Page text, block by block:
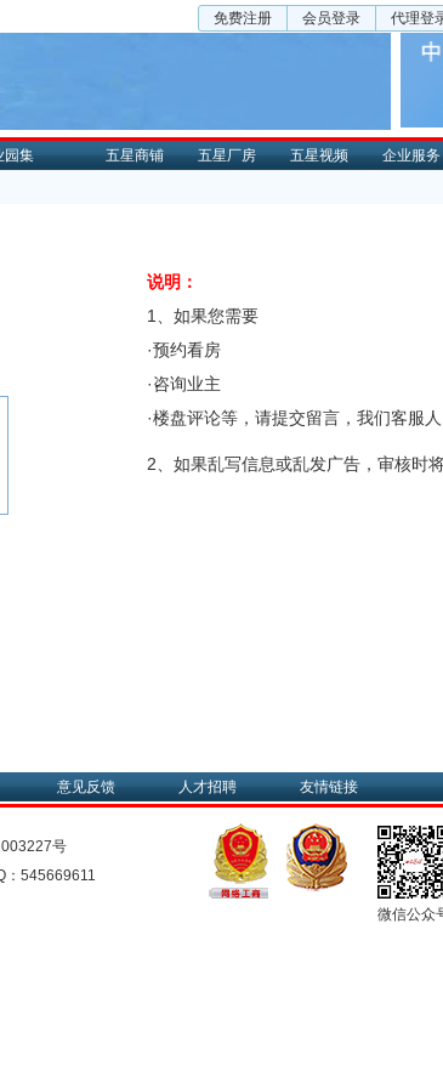
免费注册 会员登录 代理登
园集 五星商铺 五星厂房 五星视频 企业服务
说明：
1、如果您需要
·预约看房
·咨询业主
·楼盘评论等，请提交留言，我们客服
2、如果乱写信息或乱发广告，审核时将
意见反馈 人才招聘 友情链接
号
：545669611
微信公众